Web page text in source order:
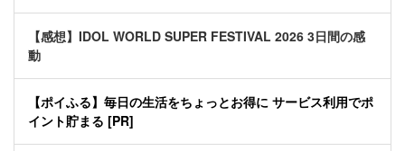
【感想】IDOL WORLD SUPER FESTIVAL 2026 3日間の感
動
【ポイふる】毎日の生活をちょっとお得に サービス利用でポ
イント貯まる [PR]